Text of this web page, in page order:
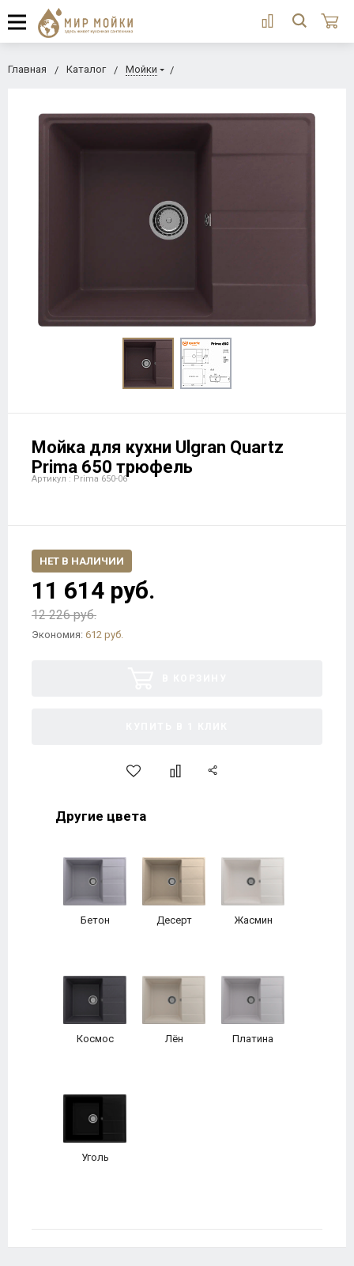
Главная Каталог Мойки
Мойка для кухни Ulgran Quartz
Prima 650 трюфель
Артикул : Prima 650-06
НЕТ В НАЛИЧИИ
11 614 руб.
12 226 руб.
Экономия: 612 руб.
Другие цвета
Бетон Десерт Жасмин
Космос Лён Платина
Уголь